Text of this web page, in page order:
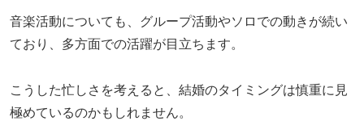
音楽活動についても、グループ活動やソロでの動きが続い
ており、多方面での活躍が目立ちます。
こうした忙しさを考えると、結婚のタイミングは慎重に見
極めているのかもしれません。